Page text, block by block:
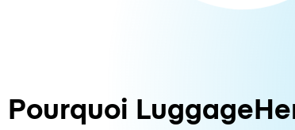
Pourquoi